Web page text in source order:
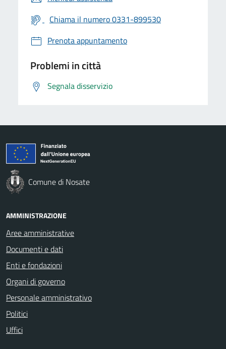
Chiama il numero 0331-899530
Prenota appuntamento
Problemi in città
Segnala disservizio
Comune di Nosate
AMMINISTRAZIONE
Aree amministrative
Documenti e dati
Enti e fondazioni
Organi di governo
Personale amministrativo
Politici
Uffici